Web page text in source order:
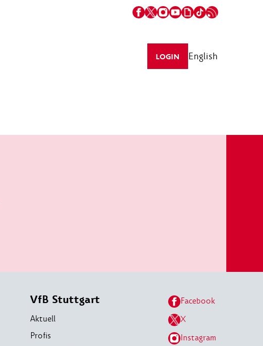
LOGIN English
VfB Stuttgart
Aktuell
Profis
Facebook
X
Instagram